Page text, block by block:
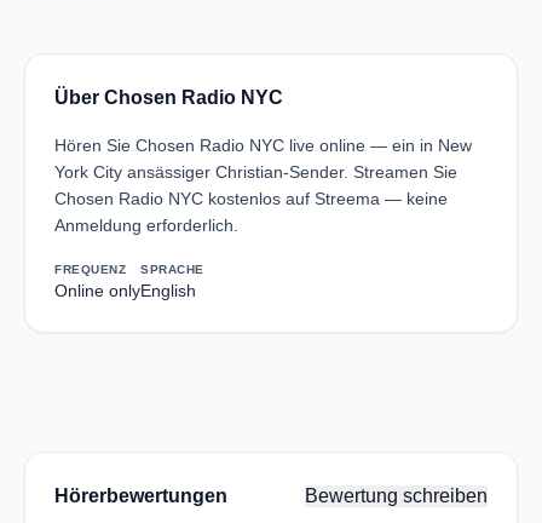
Über Chosen Radio NYC
Hören Sie Chosen Radio NYC live online — ein in New
York City ansässiger Christian-Sender. Streamen Sie
Chosen Radio NYC kostenlos auf Streema — keine
Anmeldung erforderlich.
FREQUENZ
Online only
SPRACHE
English
Hörerbewertungen Bewertung schreiben